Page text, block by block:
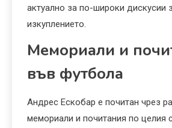
актуално за по-широки дискусии
изкуплението.
Мемориали и
във футбола
Андрес Ескобар е почитан чрез
мемориали и почитания по целия